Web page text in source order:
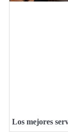
Los mejores